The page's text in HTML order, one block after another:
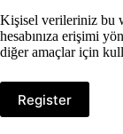
Kişisel verileriniz bu
hesabınıza erişimi
diğer amaçlar için
Register